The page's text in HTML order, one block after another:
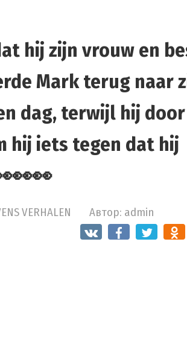
hij zijn vrouw en
Mark terug naar
dag, terwijl hij
hij iets tegen dat hij
VERHALEN Автор: admin